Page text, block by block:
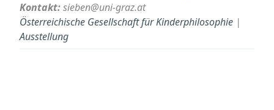
Kontakt:sieben@uni-graz.at
Österreichische Gesellschaft für Kinderphilosophie |
Ausstellung